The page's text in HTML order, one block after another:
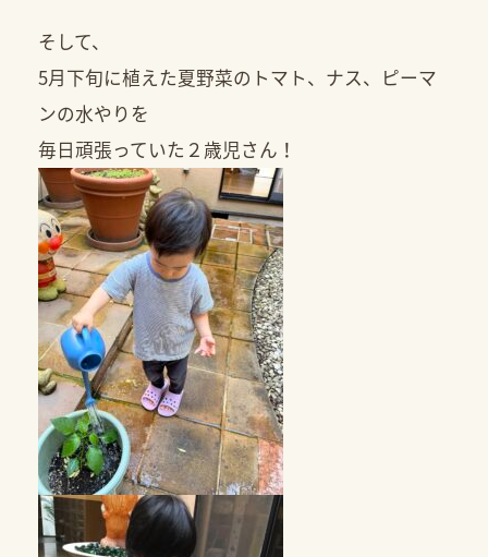
そして、
5月下旬に植えた夏野菜のトマト、ナス、ピーマ
ンの水やりを
毎日頑張っていた２歳児さん！